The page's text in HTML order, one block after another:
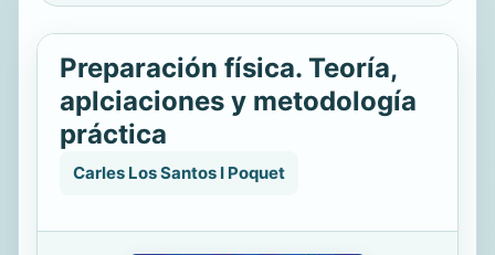
Preparación física. Teoría,
aplciaciones y metodología
práctica
Carles Los Santos I Poquet